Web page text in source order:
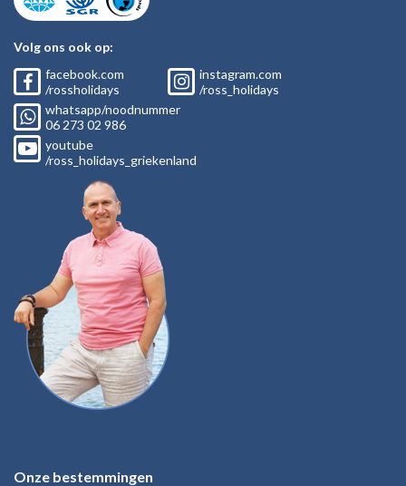
Volg ons ook op:
facebook.com
/rossholidays
instagram.com
/ross_holidays
whatsapp/noodnummer
06 273 02 986
youtube
/ross_holidays_griekenland
Onze bestemmingen